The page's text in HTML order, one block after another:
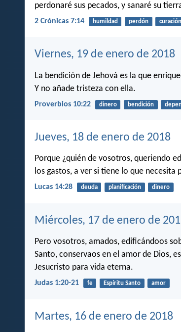
perdonaré sus pecados, y sanaré su
2 Crónicas 7:14 humildad perdón curación
Viernes, 19 de enero de 2018
La bendición de Jehová es la que
Y no añade tristeza con ella.
Proverbios 10:22 dinero bendición
Jueves, 18 de enero de 2018
Porque ¿quién de vosotros, queriendo
los gastos, a ver si tiene lo que necesita
Lucas 14:28 deuda planificación dinero
Miércoles, 17 de enero de
Pero vosotros, amados, edificándoos
Santo, conservaos en el amor de Dios,
Jesucristo para vida eterna.
Judas 1:20-21 fe Espíritu Santo amor
Martes, 16 de enero de 2018